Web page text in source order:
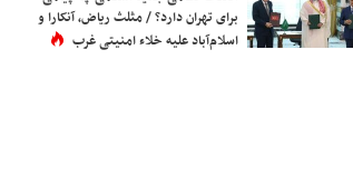
برای تهران دارد؟ / مثلث ریاض، آنکارا و
اسلام‌آباد علیه خلاء امنیتی غرب